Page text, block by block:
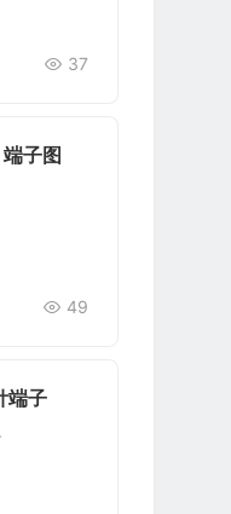
37
子图
49
端子